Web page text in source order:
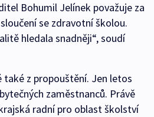
Bohumil Jelínek považuje za
se zdravotní školou.
hledala snadněji“, soudí
také z propouštění. Jen letos
zaměstnanců. Právě
radní pro oblast školství